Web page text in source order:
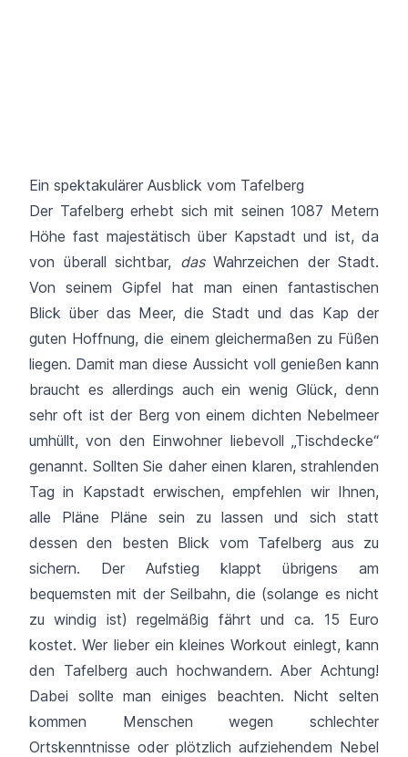
Ein spektakulärer Ausblick vom Tafelberg
Der Tafelberg erhebt sich mit seinen 1087 Metern
Höhe fast majestätisch über Kapstadt und ist, da
von überall sichtbar, dasWahrzeichen der Stadt.
Von seinem Gipfel hat man einen fantastischen
Blick über das Meer, die Stadt und das Kap der
guten Hoffnung, die einem gleichermaßen zu Füßen
liegen. Damit man diese Aussicht voll genießen kann
braucht es allerdings auch ein wenig Glück, denn
sehr oft ist der Berg von einem dichten Nebelmeer
umhüllt, von den Einwohner liebevoll „Tischdecke“
genannt. Sollten Sie daher einen klaren, strahlenden
Tag in Kapstadt erwischen, empfehlen wir Ihnen,
alle Pläne Pläne sein zu lassen und sich statt
dessen den besten Blick vom Tafelberg aus zu
sichern. Der Aufstieg klappt übrigens am
bequemsten mit der Seilbahn, die (solange es nicht
zu windig ist) regelmäßig fährt und ca. 15 Euro
kostet. Wer lieber ein kleines Workout einlegt, kann
den Tafelberg auch hochwandern. Aber Achtung!
Dabei sollte man einiges beachten. Nicht selten
kommen Menschen wegen schlechter
Ortskenntnisse oder plötzlich aufziehendem Nebel